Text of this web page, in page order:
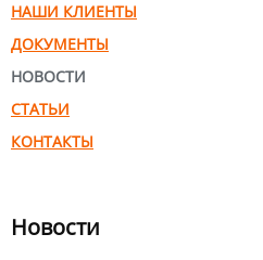
НАШИ КЛИЕНТЫ
ДОКУМЕНТЫ
НОВОСТИ
СТАТЬИ
КОНТАКТЫ
Новости